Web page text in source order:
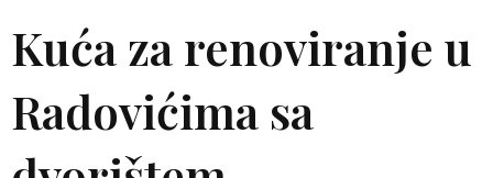
Kuća za renoviranje u
Radovićima sa